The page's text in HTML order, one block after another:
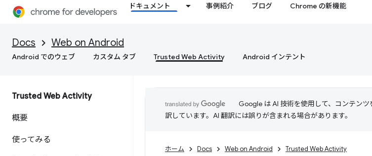
ドキュメント 事例紹介 ブログ Chrome の新機能
Docs Web on Android
Android でのウェブ カスタム タブ Trusted Web Activity Android インテント
Trusted Web Activity
概要
使ってみる
Google は AI 技術を使用して、コンテン
訳しています。AI 翻訳には誤りが含まれる場合があります。
ホーム Docs Web on Android Trusted Web Activity